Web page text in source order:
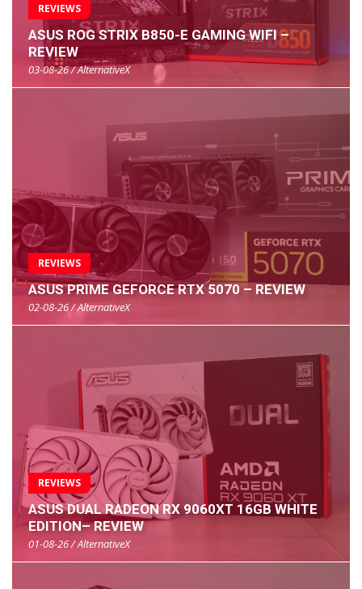
REVIEWS
ASUS ROG STRIX B850-E GAMING WIFI –
REVIEW
03-08-26 / AlternativeX
REVIEWS
ASUS PRIME GEFORCE RTX 5070 – REVIEW
02-08-26 / AlternativeX
REVIEWS
ASUS DUAL RADEON RX 9060XT 16GB WHITE
EDITION– REVIEW
01-08-26 / AlternativeX